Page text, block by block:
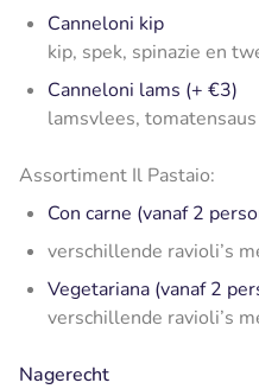
Canneloni kip
kip, spek, spinazie en
Canneloni lams (+ €3)
lamsvlees,
Assortiment Il Pastaio:
Con carne (vanaf 2
verschillende ravioli’s
Vegetariana (vanaf 2
verschillende ravioli’s
Nagerecht